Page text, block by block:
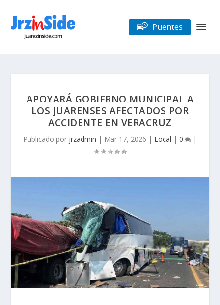
Puentes
APOYARÁ GOBIERNO MUNICIPAL A
LOS JUARENSES AFECTADOS POR
ACCIDENTE EN VERACRUZ
Publicado por jrzadmin | Mar 17, 2026 | Local | 0 |